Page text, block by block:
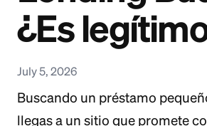
¿Es
July 5, 2026
Buscando un préstamo
llegas a un sitio que promete